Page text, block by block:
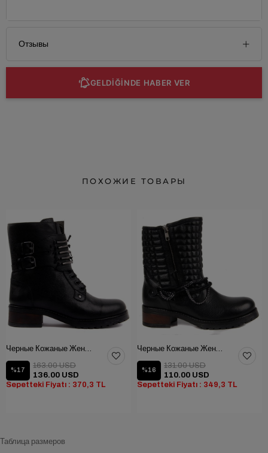
Отзывы
GELDİĞİNDE HABER VER
ПОХОЖИЕ ТОВАРЫ
%17
136.00 USD
163.00 USD
Sepetteki Fiyatı : 370,3 TL
%16
110.00 USD
131.00 USD
Sepetteki Fiyatı : 349,3 TL
Таблица размеров